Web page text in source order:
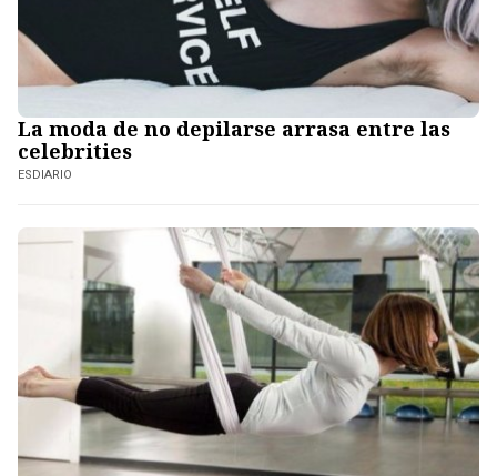
La moda de no depilarse arrasa entre las
celebrities
ESDIARIO